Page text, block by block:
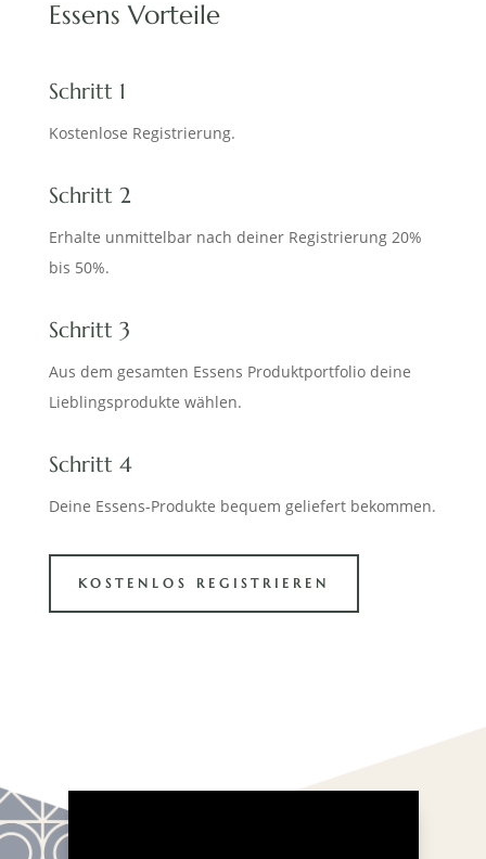
Essens Vorteile
Schritt 1
Kostenlose Registrierung.
Schritt 2
Erhalte unmittelbar nach deiner Registrierung 20%
bis 50%.
Schritt 3
Aus dem gesamten Essens Produktportfolio deine
Lieblingsprodukte wählen.
Schritt 4
Deine Essens-Produkte bequem geliefert bekommen.
KOSTENLOS REGISTRIEREN